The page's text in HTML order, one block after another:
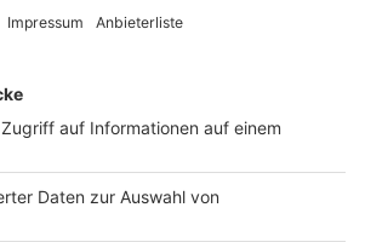
der zwischen sämtlichen
verpflichten, die bei einem anderen
stehen oder denen vorgeworfen
ohne triftigen Grund
Weiter stellte der Gerichtshof fest,
– vorbehaltlich einer
die Cour d’appel de Mons – nicht
zu sein scheinen.